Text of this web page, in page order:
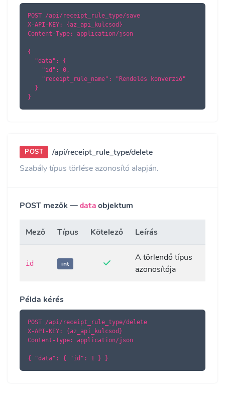
POST /api/receipt_rule_type/save
X-API-KEY: {az_api_kulcsod}
Content-Type: application/json
{
  "data": {
    "id": 0,
    "receipt_rule_name": "Rendelés konverzió"
  }
}
POST
/api/receipt_rule_type/delete
Szabály típus törlése azonosító alapján.
POST mezők — data objektum
Mező Típus Kötelező Leírás
id int
A törlendő típus
azonosítója
Példa kérés
POST /api/receipt_rule_type/delete
X-API-KEY: {az_api_kulcsod}
Content-Type: application/json
{ "data": { "id": 1 } }